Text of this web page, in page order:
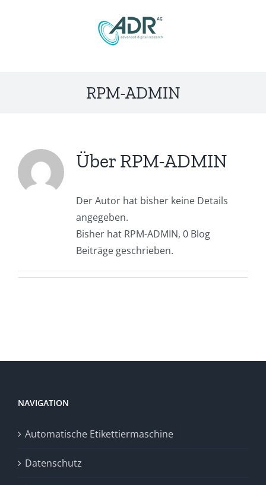
RPM-ADMIN
Über RPM-ADMIN
Der Autor hat bisher keine Details
angegeben.
Bisher hat RPM-ADMIN, 0 Blog
Beiträge geschrieben.
NAVIGATION
Automatische Etikettiermaschine
Datenschutz